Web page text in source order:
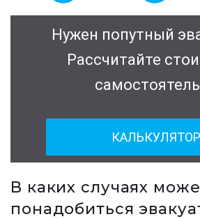
Нужен попутный
Рассчитайте
КАЛЬКУЛЯТОР
В каких случаях
понадобиться